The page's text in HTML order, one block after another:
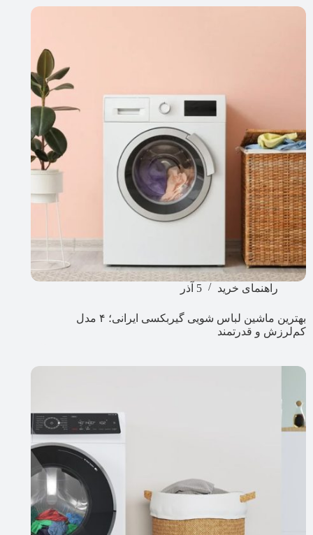
راهنمای خرید 5 آذر
بهترین ماشین لباس شویی گیربکسی ایرانی؛ ۴ مدل
کم‌لرزش و قدرتمند